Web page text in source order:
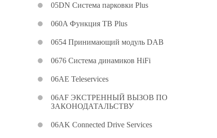
05DN Система парковки Plus
060A Функция ТВ Plus
0654 Принимающий модуль DAB
0676 Система динамиков HiFi
06AE Teleservices
06AF ЭКСТРЕННЫЙ ВЫЗОВ ПО
ЗАКОНОДАТАЛЬСТВУ
06AK Connected Drive Services